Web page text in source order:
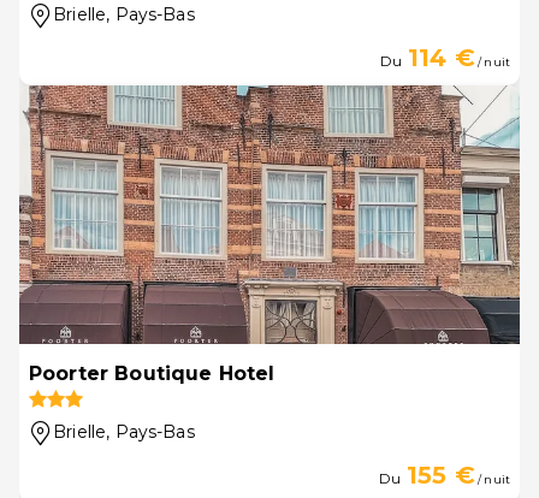
Brielle, Pays-Bas
Du 114 €/ nuit
Poorter Boutique Hotel
Brielle, Pays-Bas
Du 155 €/ nuit